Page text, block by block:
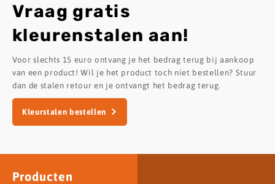
Vraag gratis
kleurenstalen aan!
Voor slechts 15 euro ontvang je het bedrag terug bij aankoop
van een product! Wil je het product toch niet bestellen? Stuur
dan de stalen retour en je ontvangt het bedrag terug.
Kleurstalen bestellen
Producten